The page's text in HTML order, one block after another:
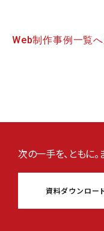
Web制作事例一覧
次の一手を、ともに
資料ダウンロー